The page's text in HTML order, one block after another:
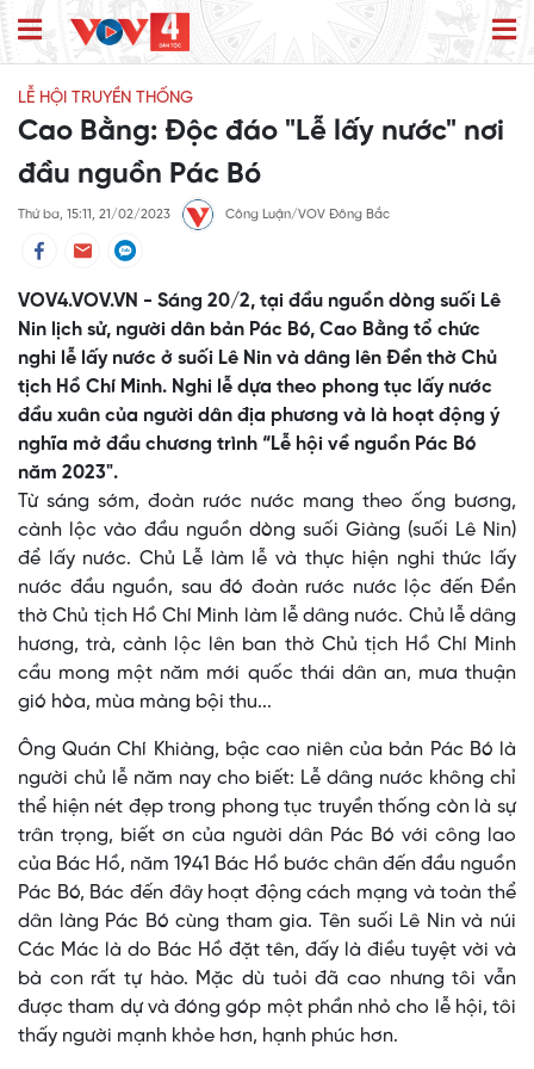
LỄ HỘI TRUYỀN THỐNG
Cao Bằng: Độc đáo "Lễ lấy nước" nơi
đầu nguồn Pác Bó
Thứ ba, 15:11, 21/02/2023 Công Luận/VOV Đông Bắc
VOV4.VOV.VN - Sáng 20/2, tại đầu nguồn dòng suối Lê
Nin lịch sử, người dân bản Pác Bó, Cao Bằng tổ chức
nghi lễ lấy nước ở suối Lê Nin và dâng lên Đền thờ Chủ
tịch Hồ Chí Minh. Nghi lễ dựa theo phong tục lấy nước
đầu xuân của người dân địa phương và là hoạt động ý
nghĩa mở đầu chương trình “Lễ hội về nguồn Pác Bó
năm 2023".
Từ sáng sớm, đoàn rước nước mang theo ống bương,
cành lộc vào đầu nguồn dòng suối Giàng (suối Lê Nin)
để lấy nước. Chủ Lễ làm lễ và thực hiện nghi thức lấy
nước đầu nguồn, sau đó đoàn rước nước lộc đến Đền
thờ Chủ tịch Hồ Chí Minh làm lễ dâng nước. Chủ lễ dâng
hương, trà, cành lộc lên ban thờ Chủ tịch Hồ Chí Minh
cầu mong một năm mới quốc thái dân an, mưa thuận
gió hòa, mùa màng bội thu...
Ông Quán Chí Khiàng, bậc cao niên của bản Pác Bó là
người chủ lễ năm nay cho biết: Lễ dâng nước không chỉ
thể hiện nét đẹp trong phong tục truyền thống còn là sự
trân trọng, biết ơn của người dân Pác Bó với công lao
của Bác Hồ, năm 1941 Bác Hồ bước chân đến đầu nguồn
Pác Bó, Bác đến đây hoạt động cách mạng và toàn thể
dân làng Pác Bó cùng tham gia. Tên suối Lê Nin và núi
Các Mác là do Bác Hồ đặt tên, đấy là điều tuyệt vời và
bà con rất tự hào. Mặc dù tuỏi đã cao nhưng tôi vẫn
được tham dự và đóng góp một phần nhỏ cho lễ hội, tôi
thấy người mạnh khỏe hơn, hạnh phúc hơn.